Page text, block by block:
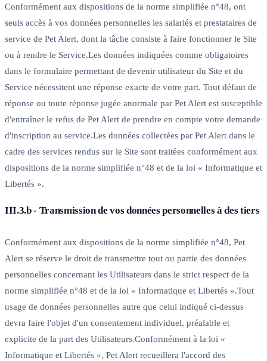
Conformément aux dispositions de la norme simplifiée n°48, ont
seuls accès à vos données personnelles les salariés et prestataires de
service de Pet Alert, dont la tâche consiste à faire fonctionner le Site
ou à rendre le Service.Les données indiquées comme obligatoires
dans le formulaire permettant de devenir utilisateur du Site et du
Service nécessitent une réponse exacte de votre part. Tout défaut de
réponse ou toute réponse jugée anormale par Pet Alert est susceptible
d'entraîner le refus de Pet Alert de prendre en compte votre demande
d'inscription au service.Les données collectées par Pet Alert dans le
cadre des services rendus sur le Site sont traitées conformément aux
dispositions de la norme simplifiée n°48 et de la loi « Informatique et
Libertés ».
III.3.b - Transmission de vos données personnelles à des tiers
Conformément aux dispositions de la norme simplifiée n°48, Pet
Alert se réserve le droit de transmettre tout ou partie des données
personnelles concernant les Utilisateurs dans le strict respect de la
norme simplifiée n°48 et de la loi « Informatique et Libertés ».Tout
usage de données personnelles autre que celui indiqué ci-dessus
devra faire l'objet d'un consentement individuel, préalable et
explicite de la part des Utilisateurs.Conformément à la loi «
Informatique et Libertés », Pet Alert recueillera l'accord des